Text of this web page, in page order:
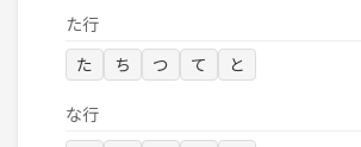
た行
た ち つ て と
な行